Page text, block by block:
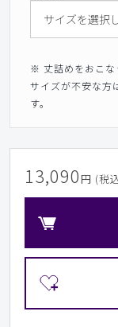
※ 丈詰めをおこな
サイズが不安な方
す。
13,090 円 (税